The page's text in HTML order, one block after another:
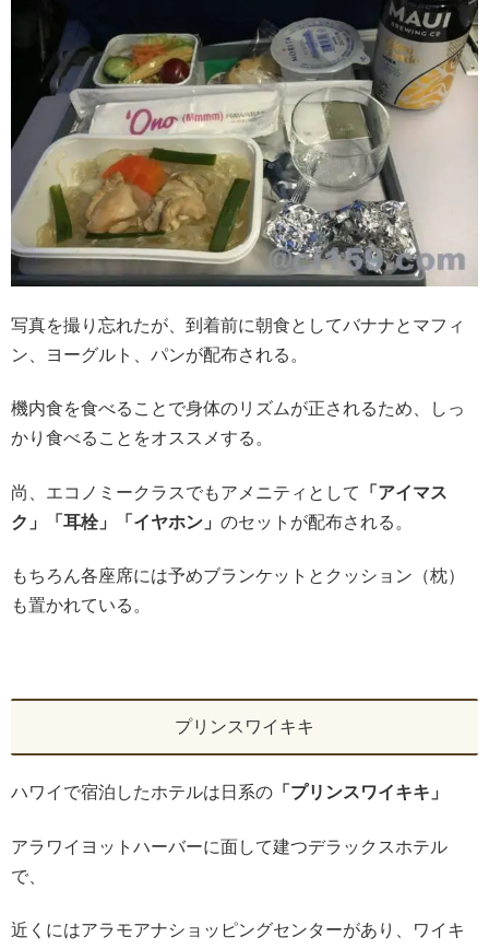
写真を撮り忘れたが、到着前に朝食としてバナナとマフィ
ン、ヨーグルト、パンが配布される。
機内食を食べることで身体のリズムが正されるため、しっ
かり食べることをオススメする。
尚、エコノミークラスでもアメニティとして
「アイマス
ク」「耳栓」「イヤホン」 のセットが配布される。
もちろん各座席には予めブランケットとクッション（枕）
も置かれている。
プリンスワイキキ
ハワイで宿泊したホテルは日系の 「プリンスワイキキ」
アラワイヨットハーバーに面して建つデラックスホテル
で、
近くにはアラモアナショッピングセンターがあり、ワイキ